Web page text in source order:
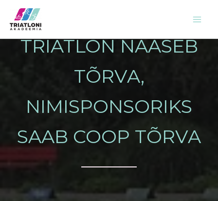
TRIATLON NAASEB
TÕRVA,
NIMISPONSORIKS
SAAB COOP TÕRVA